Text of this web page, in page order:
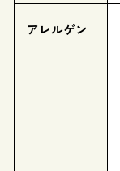
アレルゲン